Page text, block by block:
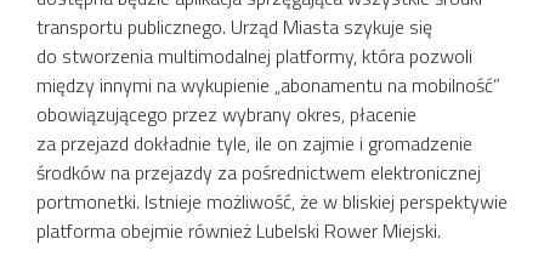
transportu publicznego. Urząd Miasta szykuje się
do stworzenia multimodalnej platformy, która pozwoli
między innymi na wykupienie „abonamentu na mobilność”
obowiązującego przez wybrany okres, płacenie
za przejazd dokładnie tyle, ile on zajmie i gromadzenie
środków na przejazdy za pośrednictwem elektronicznej
portmonetki. Istnieje możliwość, że w bliskiej perspektywie
platforma obejmie również Lubelski Rower Miejski.